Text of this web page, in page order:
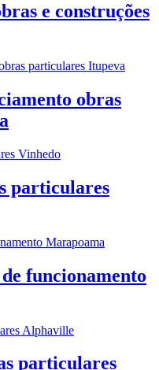
e construções
obras
particulares
funcionamento
particulares